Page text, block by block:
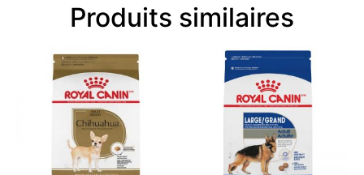
Produits similaires